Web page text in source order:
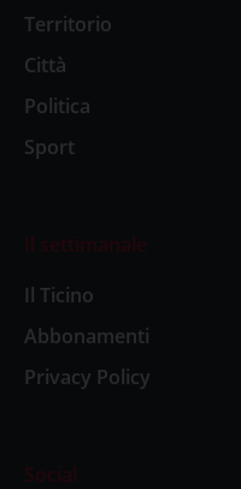
Territorio
Città
Politica
Sport
Il settimanale
Il Ticino
Abbonamenti
Privacy Policy
Social